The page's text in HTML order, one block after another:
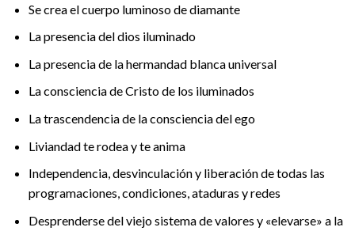
Se crea el cuerpo luminoso de diamante
La presencia del dios iluminado
La presencia de la hermandad blanca universal
La consciencia de Cristo de los iluminados
La trascendencia de la consciencia del ego
Liviandad te rodea y te anima
Independencia, desvinculación y liberación de todas las
programaciones, condiciones, ataduras y redes
Desprenderse del viejo sistema de valores y «elevarse» a la